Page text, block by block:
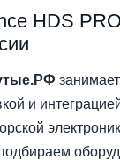
HDS
и